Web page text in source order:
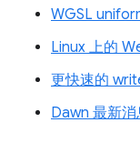
WGSL
Linux 上的
更快速的
Dawn 最新消